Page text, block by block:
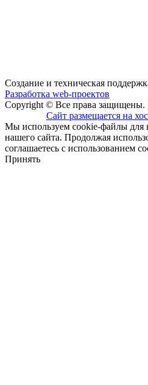
Создание и техническая
Разработка web-проектов
Copyright © Все права защищены. |
Сайт размещается на
Мы используем cookie-файлы для
нашего сайта. Продолжая
соглашаетесь с использованием
Принять